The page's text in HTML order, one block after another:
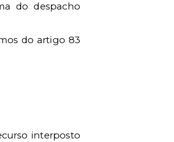
do despacho
do artigo 83
interposto